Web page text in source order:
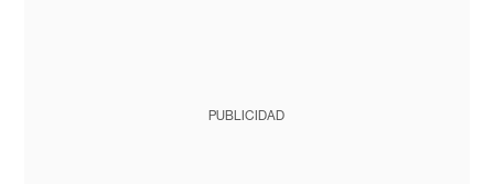
PUBLICIDAD